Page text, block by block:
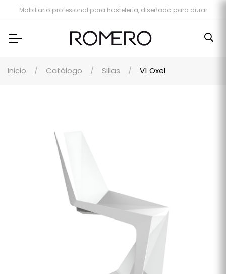
Mobiliario profesional para hostelería, diseñado para durar
Inicio Catálogo Sillas V1 Oxel